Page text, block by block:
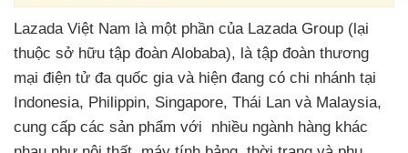
Lazada Việt Nam là một phần của Lazada Group (lại
thuộc sở hữu tập đoàn Alobaba), là tập đoàn thương
mại điện tử đa quốc gia và hiện đang có chi nhánh tại
Indonesia, Philippin, Singapore, Thái Lan và Malaysia,
cung cấp các sản phẩm với nhiều ngành hàng khác